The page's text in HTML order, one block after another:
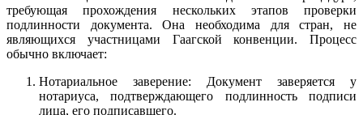
требующая прохождения нескольких этапов проверки
подлинности документа. Она необходима для стран, не
являющихся участницами Гаагской конвенции. Процесс
обычно включает:
Нотариальное заверение: Документ заверяется у
нотариуса, подтверждающего подлинность подписи
лица, его подписавшего.